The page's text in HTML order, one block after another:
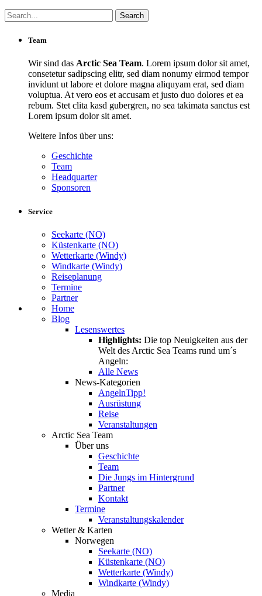
Team
Wir sind das Arctic Sea Team. Lorem ipsum dolor sit amet,
consetetur sadipscing elitr, sed diam nonumy eirmod tempor
invidunt ut labore et dolore magna aliquyam erat, sed diam
voluptua. At vero eos et accusam et justo duo dolores et ea
rebum. Stet clita kasd gubergren, no sea takimata sanctus est
Lorem ipsum dolor sit amet.
Weitere Infos über uns:
Geschichte
Team
Headquarter
Sponsoren
Service
Seekarte (NO)
Küstenkarte (NO)
Wetterkarte (Windy)
Windkarte (Windy)
Reiseplanung
Termine
Partner
Home
Blog
Lesenswertes
Highlights: Die top Neuigkeiten aus der
Welt des Arctic Sea Teams rund um´s
Angeln:
Alle News
News-Kategorien
AngelnTipp!
Ausrüstung
Reise
Veranstaltungen
Arctic Sea Team
Über uns
Geschichte
Team
Die Jungs im Hintergrund
Partner
Kontakt
Termine
Veranstaltungskalender
Wetter & Karten
Norwegen
Seekarte (NO)
Küstenkarte (NO)
Wetterkarte (Windy)
Windkarte (Windy)
Media